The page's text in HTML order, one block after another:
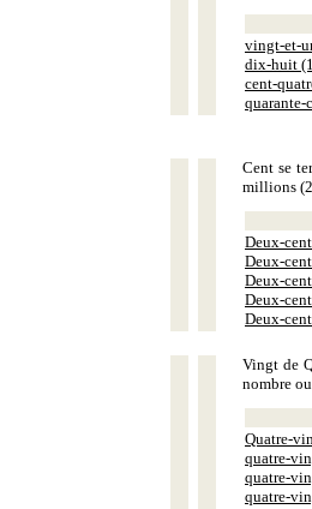
vingt-et-
dix-huit
cent-
quarante-
Cent se
millions
Deux-
Deux-
Deux-
Deux-
Deux-
Vingt de
nombre
Quatre-
quatre-
quatre-
quatre-